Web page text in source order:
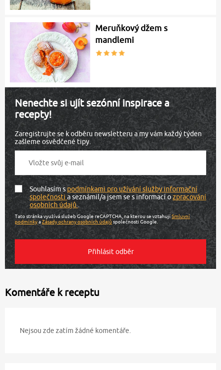
Meruňkový džem s
mandlemi
Nenechte si ujít sezónní inspirace a
recepty!
Zaregistrujte se k odběru newsletteru a my vám každý týden
zašleme osvědčené tipy.
Souhlasím spodmínkami pro užívání služby informační
společnostia seznámil/a jsem se s informací ozpracování
osobních údajů.
Tato stránka využívá služeb Google reCAPTCHA, na kterou se vztahujíSmluvní
podmínkyaZásady ochrany osobních údajů společnosti Google.
Komentáře k receptu
Nejsou zde zatím žádné komentáře.